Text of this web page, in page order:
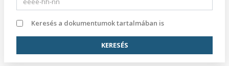
Keresés a dokumentumok tartalmában is